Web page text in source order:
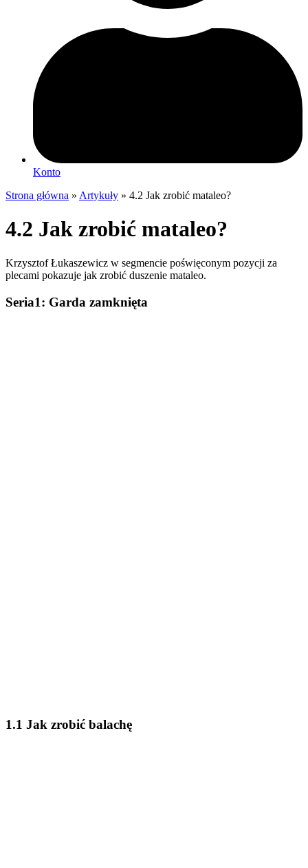
Konto
Strona główna » Artykuły » 4.2 Jak zrobić mataleo?
4.2 Jak zrobić mataleo?
Krzysztof Łukaszewicz w segmencie poświęconym pozycji za
plecami pokazuje jak zrobić duszenie mataleo.
Seria1: Garda zamknięta
1.1 Jak zrobić balachę